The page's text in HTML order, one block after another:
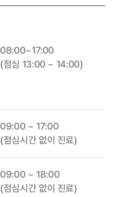
08:00~17:00
(점심 13:00 ~ 14:00)
09:00 ~ 17:00
(점심시간 없이 진료)
09:00 ~ 18:00
(점심시간 없이 진료)